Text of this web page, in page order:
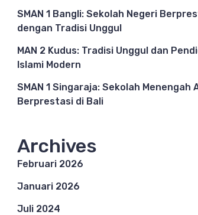
SMAN 1 Bangli: Sekolah Negeri
dengan Tradisi Unggul
MAN 2 Kudus: Tradisi Unggul dan
Islami Modern
SMAN 1 Singaraja: Sekolah Menengah
Berprestasi di Bali
Archives
Februari 2026
Januari 2026
Juli 2024